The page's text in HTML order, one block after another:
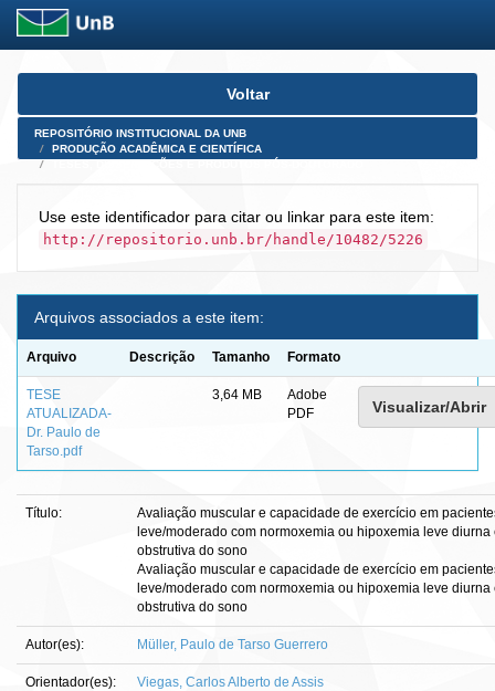
Skip
Voltar
REPOSITÓRIO INSTITUCIONAL DA UNB
PRODUÇÃO ACADÊMICA E CIENTÍFICA
Use este identificador para citar ou linkar para este item:
http://repositorio.unb.br/handle/10482/5226
Arquivos associados a este item:
Arquivo Descrição Tamanho Formato
TESE
ATUALIZADA-
Dr. Paulo de
Tarso.pdf
3,64 MB
Adobe
PDF
Visualizar/Abrir
Título:
Avaliação muscular e capacidade de exercício em
leve/moderado com normoxemia ou hipoxemia leve
obstrutiva do sono
Avaliação muscular e capacidade de exercício em
leve/moderado com normoxemia ou hipoxemia leve
obstrutiva do sono
Autor(es): Müller, Paulo de Tarso Guerrero
Orientador(es):
Viegas, Carlos Alberto de Assis